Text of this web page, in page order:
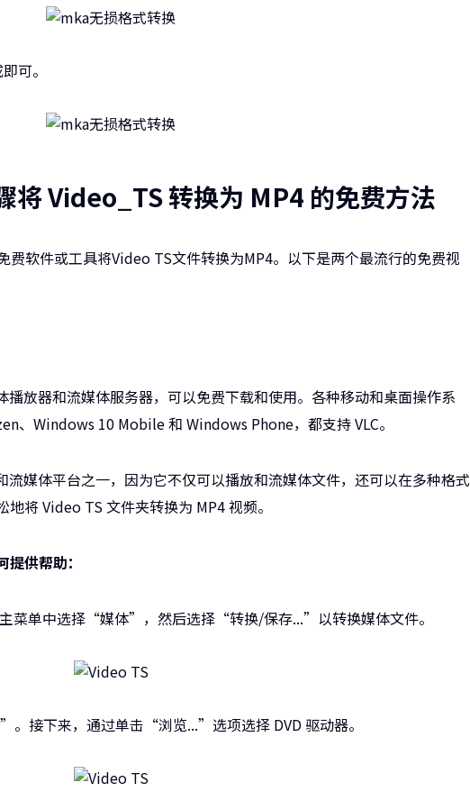
可。
将 Video_TS 转换为 MP4 的免费方法
软件或工具将Video TS文件转换为MP4。以下是两个最流行的免费视
播放器和流媒体服务器，可以免费下载和使用。各种移动和桌面操作系
、Windows 10 Mobile 和 Windows Phone，都支持 VLC。
流媒体平台之一，因为它不仅可以播放和流媒体文件，还可以在多种格式
将 Video TS 文件夹转换为 MP4 视频。
供帮助：
菜单中选择“媒体”，然后选择“转换/保存...”以转换媒体文件。
接下来，通过单击“浏览...”选项选择 DVD 驱动器。